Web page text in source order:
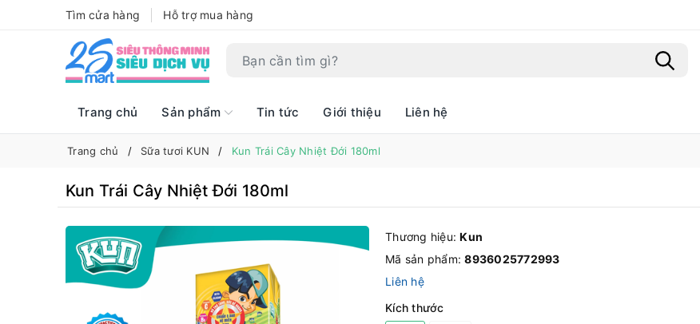
Tìm cửa hàng Hỗ trợ mua hàng
Trang chủ Sản phẩm Tin tức Giới thiệu Liên hệ
Trang chủ Sữa tươi KUN Kun Trái Cây Nhiệt Đới 180ml
Kun Trái Cây Nhiệt Đới 180ml
Thương hiệu:Kun
Mã sản phẩm:8936025772993
Liên hệ
Kích thước